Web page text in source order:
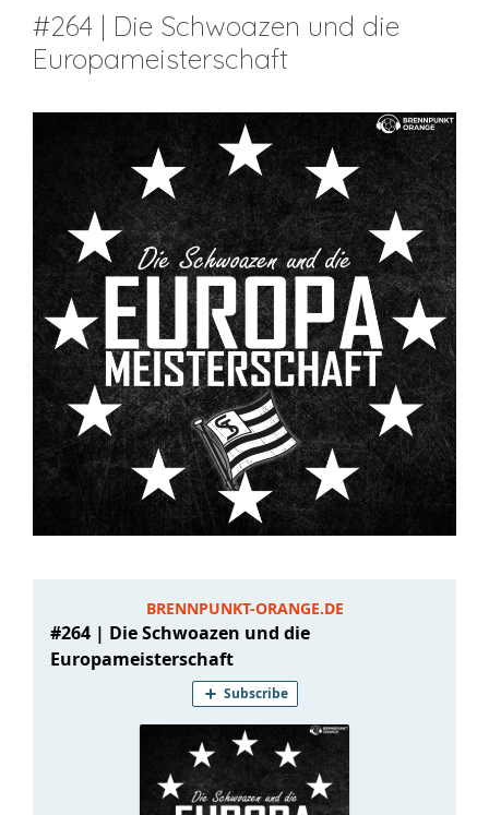
#264 | Die Schwoazen und die
Europameisterschaft